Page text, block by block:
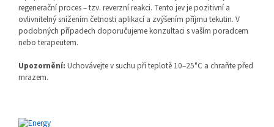
regenerační proces – tzv. reverzní reakci. Tento jev je pozitivní a
ovlivnitelný snížením četnosti aplikací a zvýšením příjmu tekutin. V
podobných případech doporučujeme konzultaci s vaším poradcem
nebo terapeutem.
Upozornění: Uchovávejte v suchu při teplotě 10–25°C a chraňte před
mrazem.